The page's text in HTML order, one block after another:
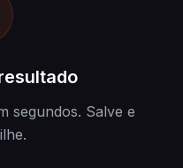
segundos. Salve e